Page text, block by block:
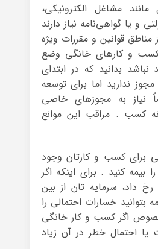
مشاغل الکترونیکی،
و یا گواهی‌نامه نیاز دارند
قوانین و مقررات ویژه
کسب و کارهای خانگی وضع
نباشد بدانید که در ابتدای
مجوز ندارید اما برای توسعه
نیاز به مجوزهای خاصی
کسب . مراقب این موانع
برای کسب و کارتان وجود
بیمه کنید . برای اینکه اگر
رخ داد، سرمایه تان از بین
بتوانید خسارات احتمالی را
اگر کسب و کار خانگی
یا احتمال خطر در آن زیاد